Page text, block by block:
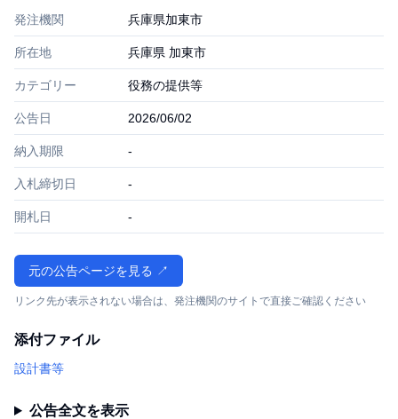
発注機関 兵庫県加東市
所在地 兵庫県 加東市
カテゴリー 役務の提供等
公告日 2026/06/02
納入期限 -
入札締切日 -
開札日 -
元の公告ページを見る ↗
リンク先が表示されない場合は、発注機関のサイトで直接ご確認ください
添付ファイル
設計書等
公告全文を表示